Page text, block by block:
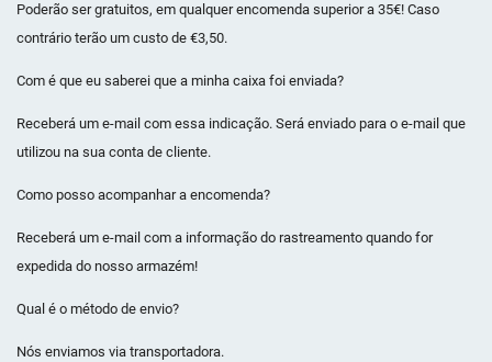
Poderão ser gratuitos, em qualquer encomenda superior a 35€! Caso
contrário terão um custo de €3,50.
Com é que eu saberei que a minha caixa foi enviada?
Receberá um e-mail com essa indicação. Será enviado para o e-mail que
utilizou na sua conta de cliente.
Como posso acompanhar a encomenda?
Receberá um e-mail com a informação do rastreamento quando for
expedida do nosso armazém!
Qual é o método de envio?
Nós enviamos via transportadora.